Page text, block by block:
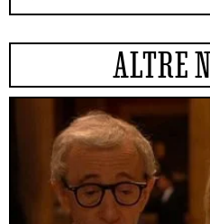
ALTRE